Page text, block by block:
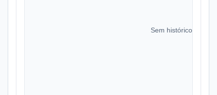
Sem histórico de